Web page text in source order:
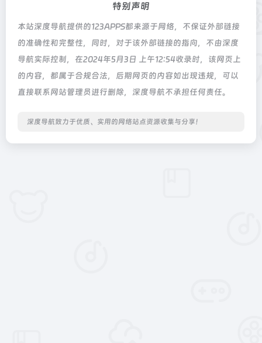
特别声明
本站深度导航提供的123APPS都来源于网络，不保证外部链接
的准确性和完整性，同时，对于该外部链接的指向，不由深度
导航实际控制，在2024年5月3日 上午12:54收录时，该网页上
的内容，都属于合规合法，后期网页的内容如出现违规，可以
直接联系网站管理员进行删除，深度导航不承担任何责任。
深度导航致力于优质、实用的网络站点资源收集与分享！